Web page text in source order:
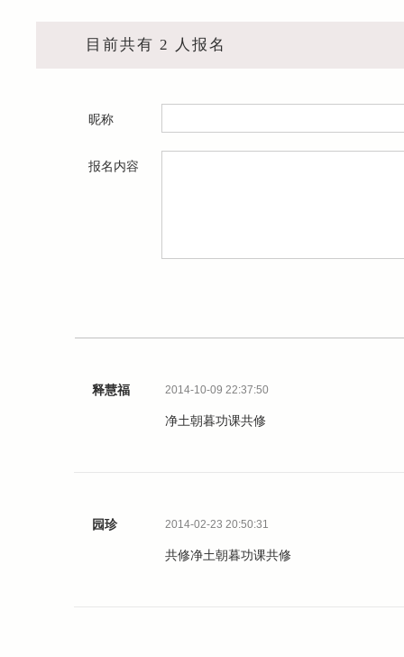
目前共有 2 人报名
昵称
报名内容
释慧福 2014-10-09 22:37:50
净土朝暮功课共修
园珍 2014-02-23 20:50:31
共修净土朝暮功课共修